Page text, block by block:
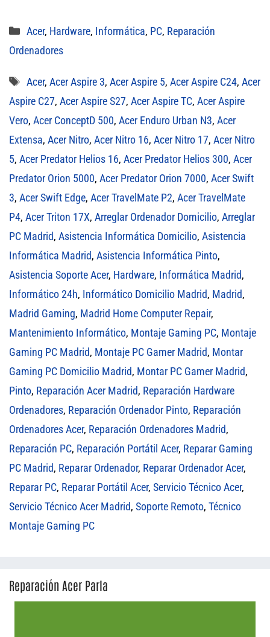
Categorías
Acer, Hardware, Informática, PC, Reparación
Ordenadores
Etiquetas
Acer, Acer Aspire 3, Acer Aspire 5, Acer Aspire C24, Acer
Aspire C27, Acer Aspire S27, Acer Aspire TC, Acer Aspire
Vero, Acer ConceptD 500, Acer Enduro Urban N3, Acer
Extensa, Acer Nitro, Acer Nitro 16, Acer Nitro 17, Acer Nitro
5, Acer Predator Helios 16, Acer Predator Helios 300, Acer
Predator Orion 5000, Acer Predator Orion 7000, Acer Swift
3, Acer Swift Edge, Acer TravelMate P2, Acer TravelMate
P4, Acer Triton 17X, Arreglar Ordenador Domicilio, Arreglar
PC Madrid, Asistencia Informática Domicilio, Asistencia
Informática Madrid, Asistencia Informática Pinto,
Asistencia Soporte Acer, Hardware, Informática Madrid,
Informático 24h, Informático Domicilio Madrid, Madrid,
Madrid Gaming, Madrid Home Computer Repair,
Mantenimiento Informático, Montaje Gaming PC, Montaje
Gaming PC Madrid, Montaje PC Gamer Madrid, Montar
Gaming PC Domicilio Madrid, Montar PC Gamer Madrid,
Pinto, Reparación Acer Madrid, Reparación Hardware
Ordenadores, Reparación Ordenador Pinto, Reparación
Ordenadores Acer, Reparación Ordenadores Madrid,
Reparación PC, Reparación Portátil Acer, Reparar Gaming
PC Madrid, Reparar Ordenador, Reparar Ordenador Acer,
Reparar PC, Reparar Portátil Acer, Servicio Técnico Acer,
Servicio Técnico Acer Madrid, Soporte Remoto, Técnico
Montaje Gaming PC
Reparación Acer Parla